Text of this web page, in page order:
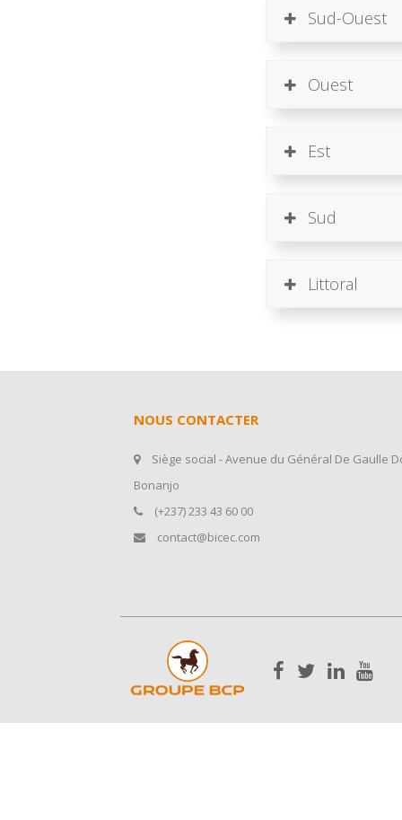
Sud-Ouest
Ouest
Est
Sud
Littoral
NOUS CONTACTER
Siège social - Avenue du Général De Gaulle
Bonanjo
(+237) 233 43 60 00
contact@bicec.com